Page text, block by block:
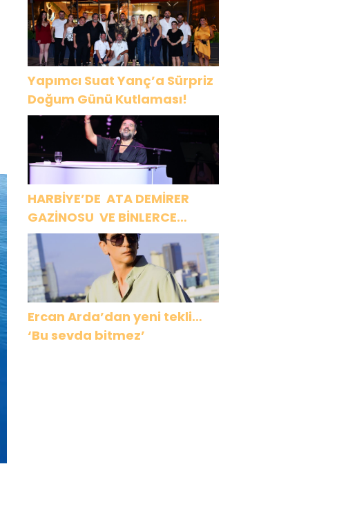
Bedavacı Buluşması
Duygulandırdı
Yapımcı Suat Yanç’a Sürpriz
Doğum Günü Kutlaması!
HARBİYE’DE ATA DEMİRER
GAZİNOSU VE BİNLERCE
KAHKAHA
Ercan Arda’dan yeni tekli…
‘Bu sevda bitmez’